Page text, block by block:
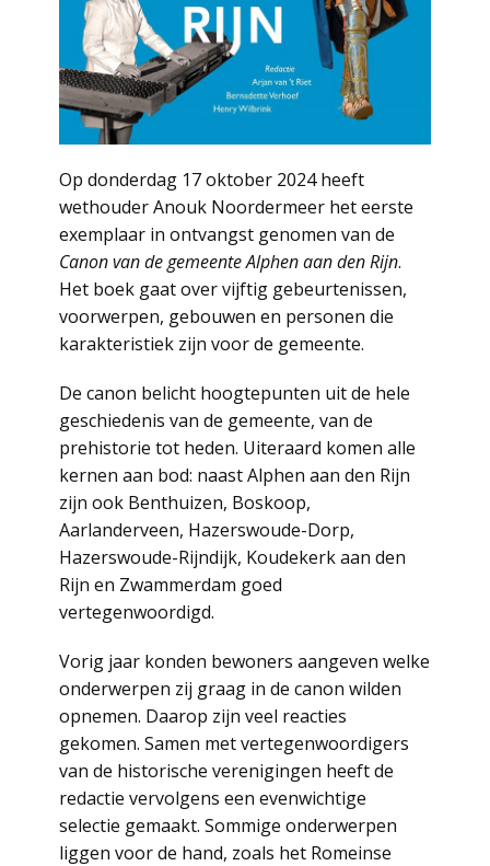
Op donderdag 17 oktober 2024 heeft
wethouder Anouk Noordermeer het eerste
exemplaar in ontvangst genomen van de
Canon van de gemeente Alphen aan den Rijn.
Het boek gaat over vijftig gebeurtenissen,
voorwerpen, gebouwen en personen die
karakteristiek zijn voor de gemeente.
De canon belicht hoogtepunten uit de hele
geschiedenis van de gemeente, van de
prehistorie tot heden. Uiteraard komen alle
kernen aan bod: naast Alphen aan den Rijn
zijn ook Benthuizen, Boskoop,
Aarlanderveen, Hazerswoude-Dorp,
Hazerswoude-Rijndijk, Koudekerk aan den
Rijn en Zwammerdam goed
vertegenwoordigd.
Vorig jaar konden bewoners aangeven welke
onderwerpen zij graag in de canon wilden
opnemen. Daarop zijn veel reacties
gekomen. Samen met vertegenwoordigers
van de historische verenigingen heeft de
redactie vervolgens een evenwichtige
selectie gemaakt. Sommige onderwerpen
liggen voor de hand, zoals het Romeinse